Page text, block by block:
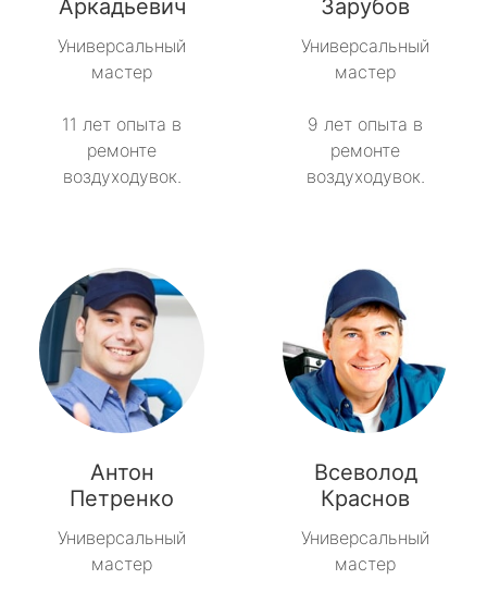
Аркадьевич
Универсальный
мастер
11 лет опыта в
ремонте
воздуходувок.
Зарубов
Универсальный
мастер
9 лет опыта в
ремонте
воздуходувок.
Антон
Петренко
Универсальный
мастер
Всеволод
Краснов
Универсальный
мастер